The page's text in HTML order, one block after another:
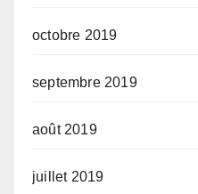
octobre 2019
septembre 2019
août 2019
juillet 2019